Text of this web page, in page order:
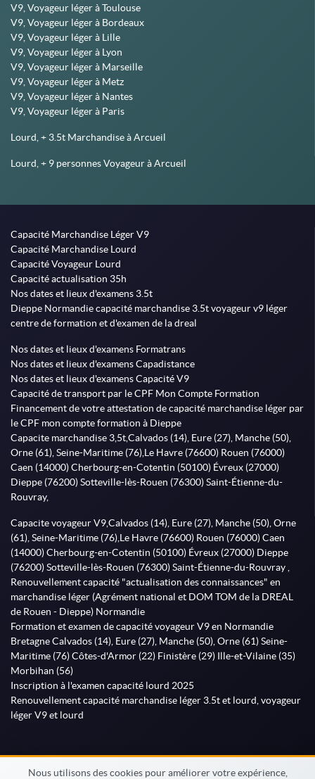
Nous utilisons des cookies pour améliorer votre expérience,
V9, Voyageur léger à Toulouse
V9, Voyageur léger à Bordeaux
V9, Voyageur léger à Lille
V9, Voyageur léger à Lyon
V9, Voyageur léger à Marseille
V9, Voyageur léger à Metz
V9, Voyageur léger à Nantes
V9, Voyageur léger à Paris
Lourd, + 3.5t Marchandise à Arcueil
Lourd, + 9 personnes Voyageur à Arcueil
Capacité Marchandise Léger V9
Capacité Marchandise Lourd
Capacité Voyageur Lourd
Capacité actualisation 35h
Nos dates et lieux d'examens 3.5t
Dieppe Normandie capacité marchandise 3.5t voyageur v9 léger
centre de formation et d'examen de la dreal
Nos dates et lieux d'examens Formatrans
Nos dates et lieux d'examens Capadistance
Nos dates et lieux d'examens Capacité V9
Capacité de transport par le CPF Mon Compte Formation
Financement de votre attestation de capacité marchandise léger par
le CPF mon compte formation à Dieppe
Capacite marchandise 3,5t,Calvados (14), Eure (27), Manche (50),
Orne (61), Seine-Maritime (76),Le Havre (76600) Rouen (76000)
Caen (14000) Cherbourg-en-Cotentin (50100) Évreux (27000)
Dieppe (76200) Sotteville-lès-Rouen (76300) Saint-Étienne-du-
Rouvray,
Capacite voyageur V9,Calvados (14), Eure (27), Manche (50), Orne
(61), Seine-Maritime (76),Le Havre (76600) Rouen (76000) Caen
(14000) Cherbourg-en-Cotentin (50100) Évreux (27000) Dieppe
(76200) Sotteville-lès-Rouen (76300) Saint-Étienne-du-Rouvray ,
Renouvellement capacité "actualisation des connaissances" en
marchandise léger (Agrément national et DOM TOM de la DREAL
de Rouen - Dieppe) Normandie
Formation et examen de capacité voyageur V9 en Normandie
Bretagne Calvados (14), Eure (27), Manche (50), Orne (61) Seine-
Maritime (76) Côtes-d'Armor (22) Finistère (29) Ille-et-Vilaine (35)
Morbihan (56)
Inscription à l'examen capacité lourd 2025
Renouvellement capacité marchandise léger 3.5t et lourd, voyageur
léger V9 et lourd